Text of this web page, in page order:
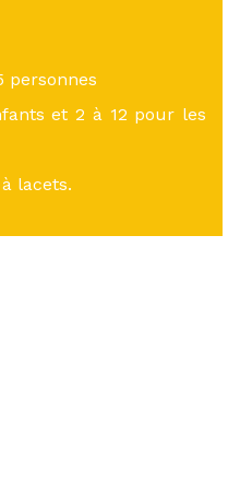
personnes
et 2 à 12 pour les
lacets.